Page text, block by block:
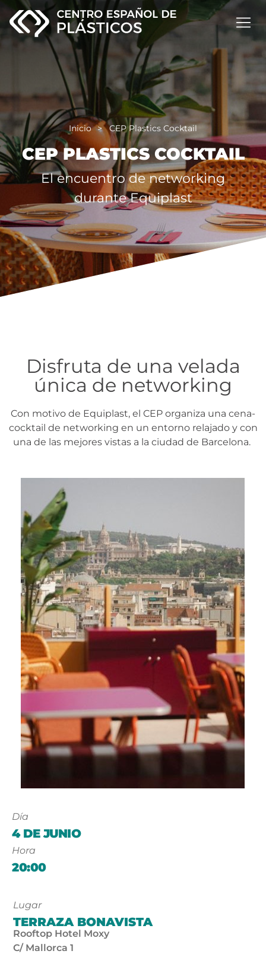
Inicio CEP Plastics Cocktail
CEP PLASTICS COCKTAIL
El encuentro de networking
durante Equiplast
Disfruta de una velada
única de networking
Con motivo de Equiplast, el CEP organiza una cena-
cocktail de networking en un entorno relajado y con
una de las mejores vistas a la ciudad de Barcelona.
Día
4 DE JUNIO
Hora
20:00
Lugar
TERRAZA BONAVISTA
Rooftop Hotel Moxy
C/ Mallorca 1